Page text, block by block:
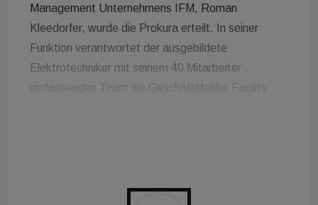
Management Unternehmens IFM, Roman
Kleedorfer, wurde die Prokura erteilt. In seiner
Funktion verantwortet der ausgebildete
Elektrotechniker mit seinem 40 Mitarbeiter
umfassenden Team die Geschäftsfelder Facility